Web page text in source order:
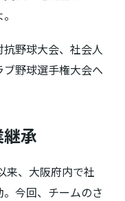
野球大会、社会人
野球選手権大会へ
承
来、大阪府内で社
今回、チームのさ